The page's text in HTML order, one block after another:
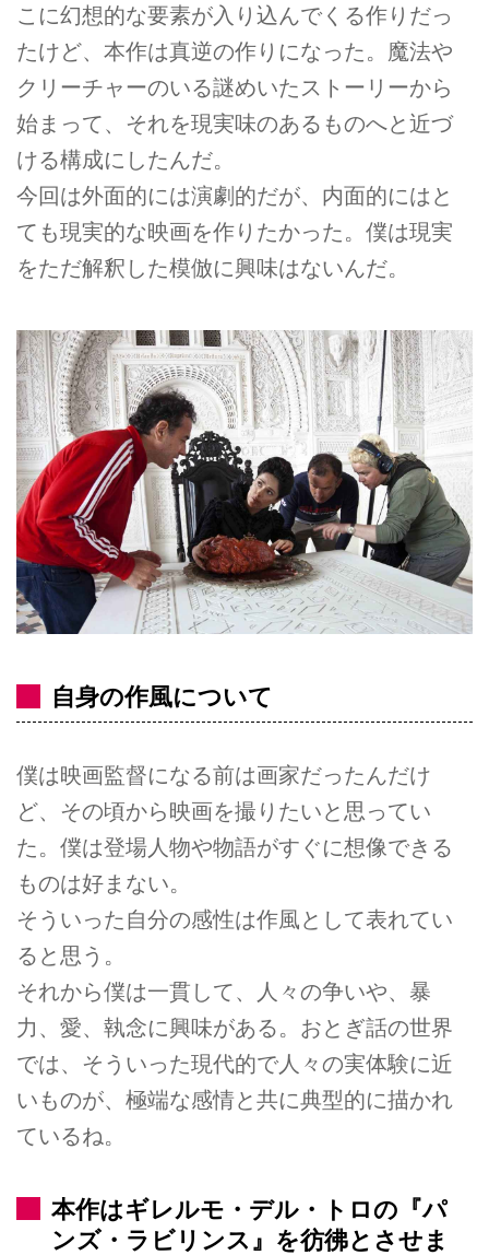
こに幻想的な要素が入り込んでくる作りだっ
たけど、本作は真逆の作りになった。魔法や
クリーチャーのいる謎めいたストーリーから
始まって、それを現実味のあるものへと近づ
ける構成にしたんだ。
今回は外面的には演劇的だが、内面的にはと
ても現実的な映画を作りたかった。僕は現実
をただ解釈した模倣に興味はないんだ。
自身の作風について
僕は映画監督になる前は画家だったんだけ
ど、その頃から映画を撮りたいと思ってい
た。僕は登場人物や物語がすぐに想像できる
ものは好まない。
そういった自分の感性は作風として表れてい
ると思う。
それから僕は一貫して、人々の争いや、暴
力、愛、執念に興味がある。おとぎ話の世界
では、そういった現代的で人々の実体験に近
いものが、極端な感情と共に典型的に描かれ
ているね。
本作はギレルモ・デル・トロの『パ
ンズ・ラビリンス』を彷彿とさせま